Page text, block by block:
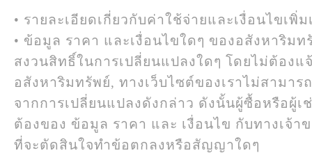
• รายละเอียดเกี่ยวกับค่าใช้จ่ายและเงื่อนไขเ
• ข้อมูล ราคา และเงื่อนไขใดๆ ของอสังหาริม
สงวนสิทธิ์ในการเปลี่ยนแปลงใดๆ โดยไม่ต้องแ
อสังหาริมทรัพย์, ทางเว็บไซต์ของเราไม่สามา
จากการเปลี่ยนแปลงดังกล่าว ดังนั้นผู้ซื้อหรือผู้
ต้องของ ข้อมูล ราคา และ เงื่อนไข กับทางเจ้
ที่จะตัดสินใจทำข้อตกลงหรือสัญญาใดๆ